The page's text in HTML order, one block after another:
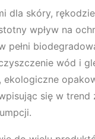
dla skóry,
wpływ na
pełni
wód i
ekologiczne
się w trend